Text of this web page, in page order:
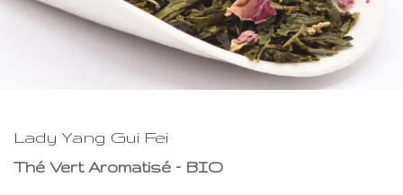
Lady Yang Gui Fei
Thé Vert Aromatisé – BIO